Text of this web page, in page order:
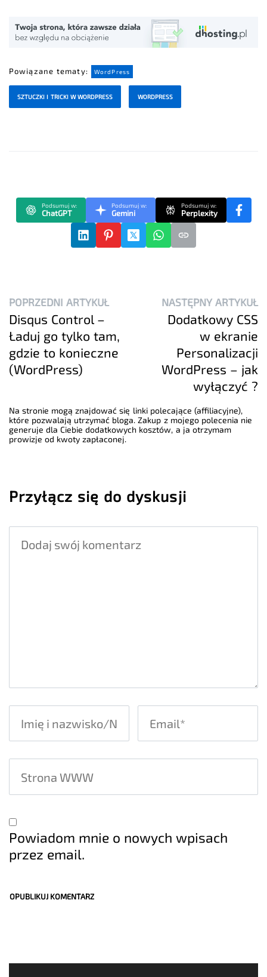
Powiązane tematy: WordPress
SZTUCZKI I TRICKI W WORDPRESS WORDPRESS
Podsumuj w:
ChatGPT
Podsumuj w:
Gemini
Podsumuj w:
Perplexity
POPRZEDNI ARTYKUŁ
Disqus Control –
Ładuj go tylko tam,
gdzie to konieczne
(WordPress)
NASTĘPNY ARTYKUŁ
Dodatkowy CSS
w ekranie
Personalizacji
WordPress – jak
wyłączyć ?
Na stronie mogą znajdować się linki polecające (affiliacyjne),
które pozwalają utrzymać bloga. Zakup z mojego polecenia nie
generuje dla Ciebie dodatkowych kosztów, a ja otrzymam
prowizje od kwoty zapłaconej.
Przyłącz się do dyskusji
Powiadom mnie o nowych wpisach
przez email.